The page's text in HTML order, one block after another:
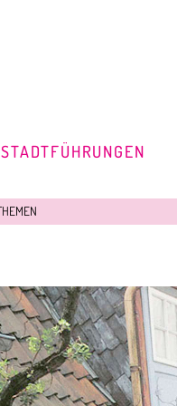
STADTFÜHRUNGEN